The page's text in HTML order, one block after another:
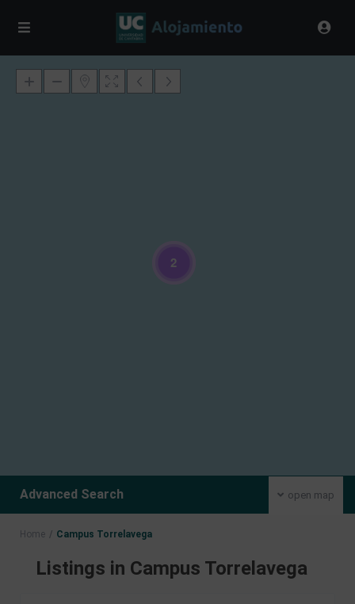
2
open map
Advanced Search
Home Campus Torrelavega
Listings in Campus Torrelavega